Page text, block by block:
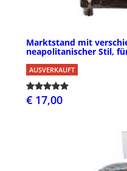
Marktstand mit
neapolitanischer Stil,
AUSVERKAUFT
€ 17,00